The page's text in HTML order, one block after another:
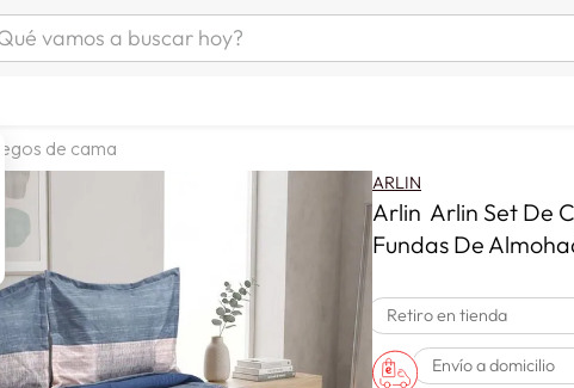
vamos a buscar hoy?
2. zapatillas mujer
3.
4.
5. zapatillas
tv
7. laptop
de cama
ARLIN
Arlin Arlin Set De
Fundas De
Retiro en tienda
Envío a domicilio